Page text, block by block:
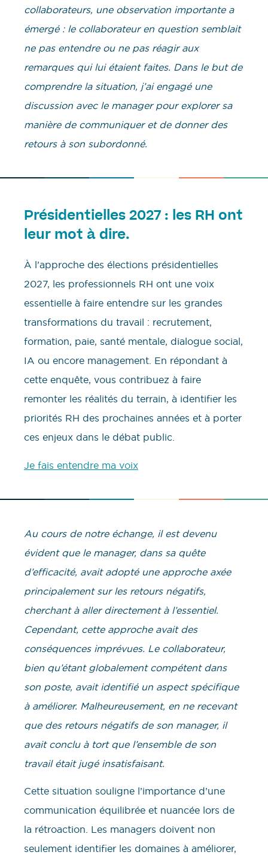
collaborateurs, une observation importante a
émergé : le collaborateur en question semblait
ne pas entendre ou ne pas réagir aux
remarques qui lui étaient faites. Dans le but de
comprendre la situation, j’ai engagé une
discussion avec le manager pour explorer sa
manière de communiquer et de donner des
retours à son subordonné.
Présidentielles 2027 : les RH ont
leur mot à dire.
À l’approche des élections présidentielles
2027, les professionnels RH ont une voix
essentielle à faire entendre sur les grandes
transformations du travail : recrutement,
formation, paie, santé mentale, dialogue social,
IA ou encore management. En répondant à
cette enquête, vous contribuez à faire
remonter les réalités du terrain, à identifier les
priorités RH des prochaines années et à porter
ces enjeux dans le débat public.
Je fais entendre ma voix
Au cours de notre échange, il est devenu
évident que le manager, dans sa quête
d’efficacité, avait adopté une approche axée
principalement sur les retours négatifs,
cherchant à aller directement à l’essentiel.
Cependant, cette approche avait des
conséquences imprévues. Le collaborateur,
bien qu’étant globalement compétent dans
son poste, avait identifié un aspect spécifique
à améliorer. Malheureusement, en ne recevant
que des retours négatifs de son manager, il
avait conclu à tort que l’ensemble de son
travail était jugé insatisfaisant.
Cette situation souligne l’importance d’une
communication équilibrée et nuancée lors de
la rétroaction. Les managers doivent non
seulement identifier les domaines à améliorer,